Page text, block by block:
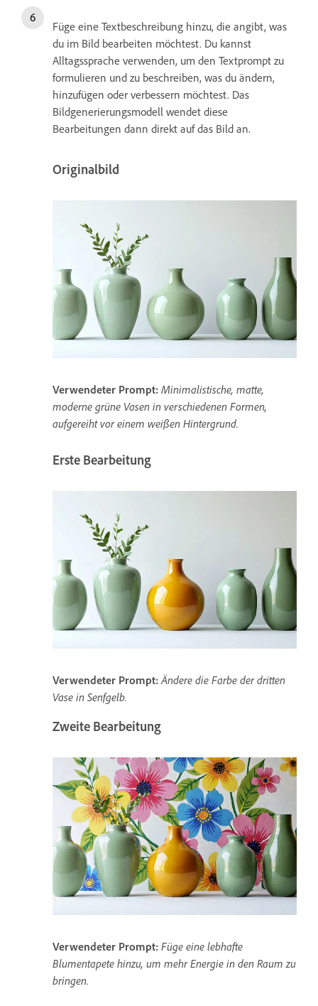
Füge eine Textbeschreibung hinzu, die angibt, was
du im Bild bearbeiten möchtest. Du kannst
Alltagssprache verwenden, um den Textprompt zu
formulieren und zu beschreiben, was du ändern,
hinzufügen oder verbessern möchtest. Das
Bildgenerierungsmodell wendet diese
Bearbeitungen dann direkt auf das Bild an.
Originalbild
Verwendeter Prompt: Minimalistische, matte,
moderne grüne Vasen in verschiedenen Formen,
aufgereiht vor einem weißen Hintergrund.
Erste Bearbeitung
Verwendeter Prompt:Ändere die Farbe der dritten
Vase in Senfgelb.
Zweite Bearbeitung
Verwendeter Prompt: Füge eine lebhafte
Blumentapete hinzu, um mehr Energie in den Raum zu
bringen.